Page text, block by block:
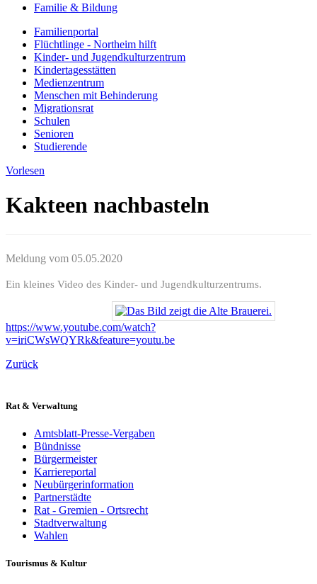
Familie & Bildung
Familienportal
Flüchtlinge - Northeim hilft
Kinder- und Jugendkulturzentrum
Kindertagesstätten
Medienzentrum
Menschen mit Behinderung
Migrationsrat
Schulen
Senioren
Studierende
Vorlesen
Kakteen nachbasteln
Meldung vom 05.05.2020
Ein kleines Video des Kinder- und Jugendkulturzentrums.
https://www.youtube.com/watch?
v=iriCWsWQYRk&feature=youtu.be
Zurück
Rat & Verwaltung
Amtsblatt-Presse-Vergaben
Bündnisse
Bürgermeister
Karriereportal
Neubürgerinformation
Partnerstädte
Rat - Gremien - Ortsrecht
Stadtverwaltung
Wahlen
Tourismus & Kultur